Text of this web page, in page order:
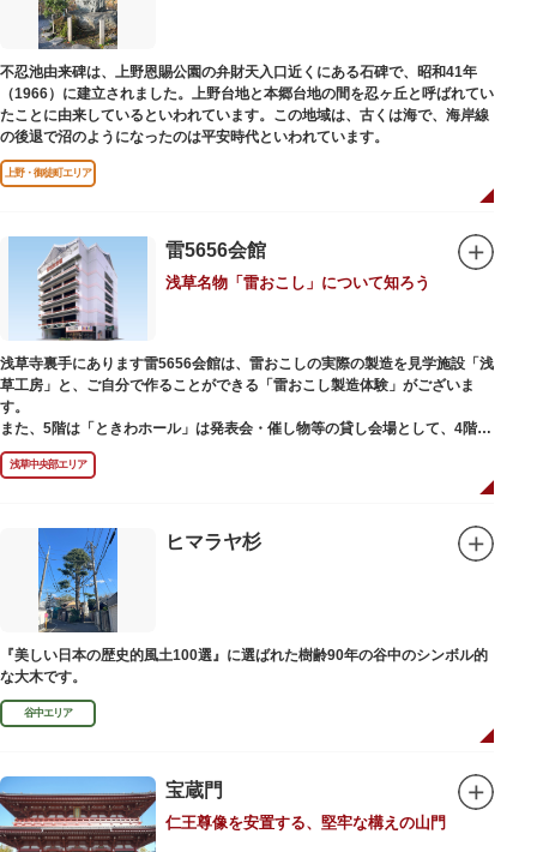
不忍池由来碑は、上野恩賜公園の弁財天入口近くにある石碑で、昭和41年
（1966）に建立されました。上野台地と本郷台地の間を忍ヶ丘と呼ばれてい
たことに由来しているといわれています。この地域は、古くは海で、海岸線
の後退で沼のようになったのは平安時代といわれています。
上野・御徒町エリア
雷5656会館
浅草名物「雷おこし」について知ろう
浅草寺裏手にあります雷5656会館は、雷おこしの実際の製造を見学施設「浅
草工房」と、ご自分で作ることができる「雷おこし製造体験」がございま
す。
また、5階は「ときわホール」は発表会・催し物等の貸し会場として、4階は
打合せなどでご利用いただける「貸しスペース」がございます。
浅草中央部エリア
ヒマラヤ杉
『美しい日本の歴史的風土100選』に選ばれた樹齢90年の谷中のシンボル的
な大木です。
谷中エリア
宝蔵門
仁王尊像を安置する、堅牢な構えの山門